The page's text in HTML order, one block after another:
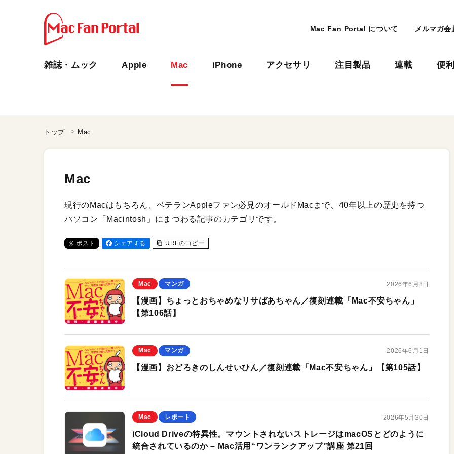
Mac Fan Portal について メルマガ会
雑誌・ムック Apple Mac iPhone アクセサリ 注目製品 連載 便
トップ Mac
Mac
現行のMacはもちろん、ベテランAppleファン必見のオールドMacまで、40年以上の歴史を持つ
パソコン「Macintosh」にまつわる記事のカテゴリです。
ポスト シェアする URLのコピー
Mac マンガ 2026年6月8日
【漫画】ちょっとおちゃめなリサばあちゃん／復刻連載「Mac不安ちゃん」
【第106話】
Mac マンガ 2026年6月1日
【漫画】おどろきのしんせいひん／復刻連載「Mac不安ちゃん」【第105話】
Mac レポート 2026年5月30日
iCloud Driveの特異性。マウントされないストレージはmacOSとどのように
統合されているのか – Mac活用“ワンランクアップ”講座 第21回